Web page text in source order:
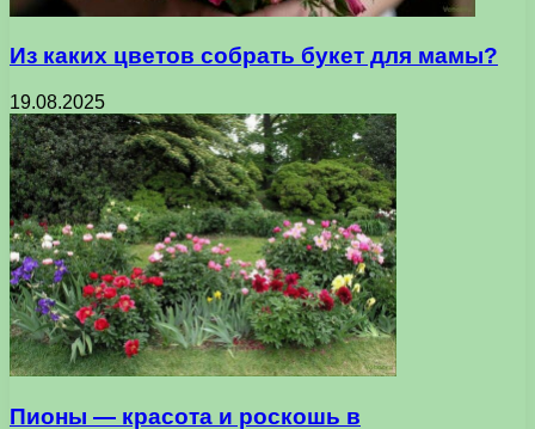
Из каких цветов собрать букет для мамы?
19.08.2025
Пионы — красота и роскошь в